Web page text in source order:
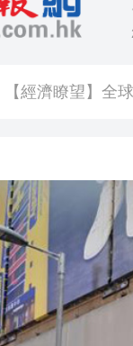
【財通AH】勤浩
賭壓頂
美媒：馬斯克拒
有片丨粵車南下
美聯：今年首7個